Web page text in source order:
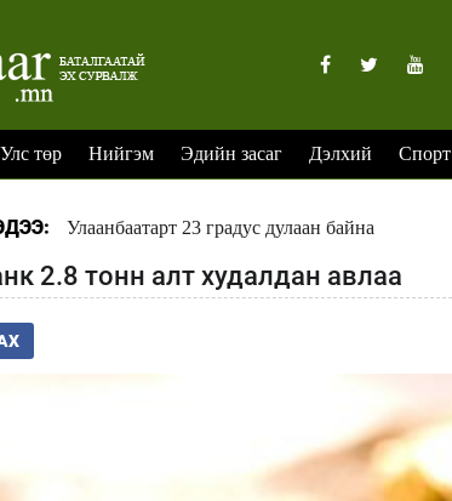
Улс төр Нийгэм Эдийн засаг Дэлхий Спорт
Улаанбаатарт 23 градус дулаан байна
2.8 тонн алт худалдан авлаа